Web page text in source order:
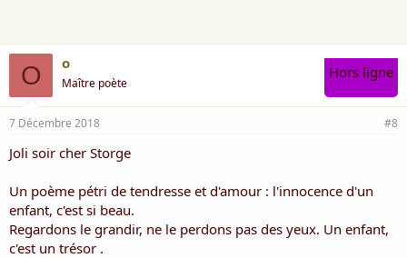
O o
Maître poète
Hors ligne
7 Décembre 2018 #8
Joli soir cher Storge
Un poème pétri de tendresse et d'amour : l'innocence d'un
enfant, c'est si beau.
Regardons le grandir, ne le perdons pas des yeux. Un enfant,
c'est un trésor .